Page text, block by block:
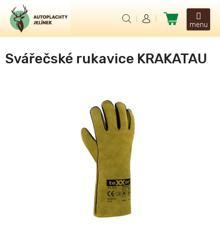
obsah
Nákupní
košík
Svářečské rukavice KRAKATAU